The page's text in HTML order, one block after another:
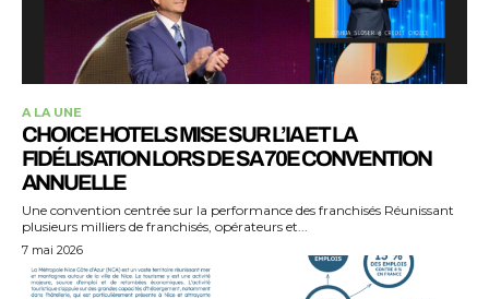
A LA UNE
CHOICE HOTELS MISE SUR L’IA ET LA
FIDÉLISATION LORS DE SA 70E CONVENTION
ANNUELLE
Une convention centrée sur la performance des franchisés Réunissant
plusieurs milliers de franchisés, opérateurs et...
7 mai 2026